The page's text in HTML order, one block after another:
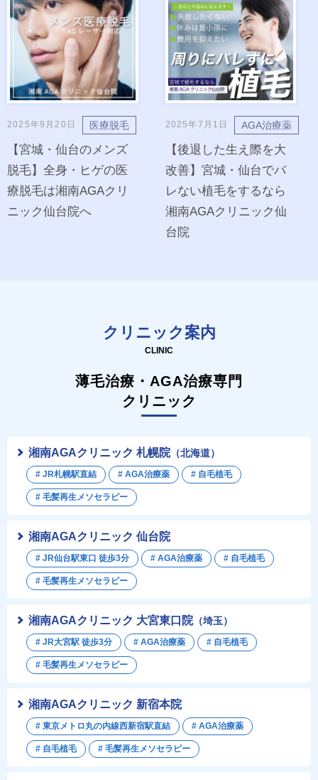
2025年9月20日 医療脱毛
【宮城・仙台のメンズ
脱毛】全身・ヒゲの医
療脱毛は湘南AGAクリ
ニック仙台院へ
2025年7月1日 AGA治療薬
【後退した生え際を大
改善】宮城・仙台でバ
レない植毛をするなら
湘南AGAクリニック仙
台院
クリニック案内
CLINIC
薄毛治療・AGA治療専門
クリニック
湘南AGAクリニック 新宿本院
# 東京メトロ丸の内線西新宿駅直結 # AGA治療薬
# 自毛植毛 # 毛髪再生メソセラピー
湘南AGAクリニック 札幌院（北海道）
# JR札幌駅直結 # AGA治療薬 # 自毛植毛
# 毛髪再生メソセラピー
湘南AGAクリニック 仙台院
# JR仙台駅東口 徒歩3分 # AGA治療薬 # 自毛植毛
# 毛髪再生メソセラピー
湘南AGAクリニック 大宮東口院（埼玉）
# JR大宮駅 徒歩3分 # AGA治療薬 # 自毛植毛
# 毛髪再生メソセラピー